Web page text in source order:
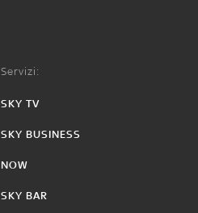
Servizi:
SKY TV
SKY BUSINESS
NOW
SKY BAR